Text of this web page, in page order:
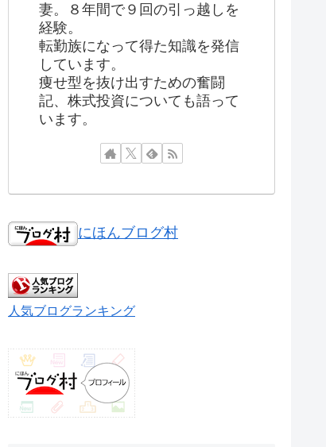
妻。８年間で９回の引っ越しを
経験。
転勤族になって得た知識を発信
しています。
痩せ型を抜け出すための奮闘
記、株式投資についても語って
います。
にほんブログ村
人気ブログランキング